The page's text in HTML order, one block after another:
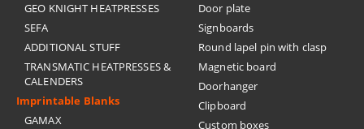
GEO KNIGHT HEATPRESSES
SEFA
ADDITIONAL STUFF
TRANSMATIC HEATPRESSES &
CALENDERS
Imprintable Blanks
GAMAX
Door plate
Signboards
Round lapel pin with clasp
Magnetic board
Doorhanger
Clipboard
Custom boxes